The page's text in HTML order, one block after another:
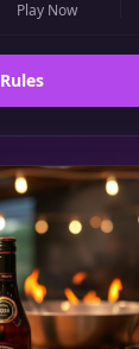
Play Now
Rules